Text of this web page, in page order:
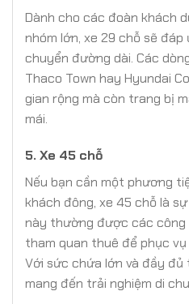
Dành cho các đoàn khách
nhóm lớn, xe 29 chỗ sẽ
chuyển đường dài. Các
Thaco Town hay Hyundai
gian rộng mà còn trang bị
mái.
5. Xe 45 chỗ
Nếu bạn cần một phương
khách đông, xe 45 chỗ là
này thường được các
tham quan thuê để phục
Với sức chứa lớn và đầy đủ
mang đến trải nghiệm di